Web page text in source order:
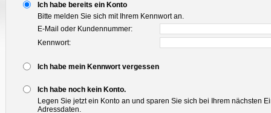
Ich habe bereits ein Konto
Bitte melden Sie sich mit Ihrem Kennwort an.
E-Mail oder Kundennummer:
Kennwort:
Ich habe mein Kennwort vergessen
Ich habe noch kein Konto.
Legen Sie jetzt ein Konto an und sparen Sie sich bei Ihrem nächsten
Adressdaten.